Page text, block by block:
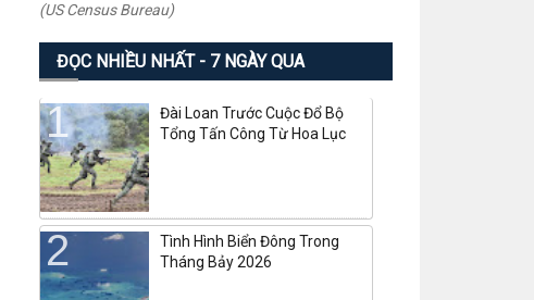
(US Census Bureau)
ĐỌC NHIỀU NHẤT - 7 NGÀY QUA
Đài Loan Trước Cuộc Đổ Bộ
Tổng Tấn Công Từ Hoa Lục
Tình Hình Biển Đông Trong
Tháng Bảy 2026